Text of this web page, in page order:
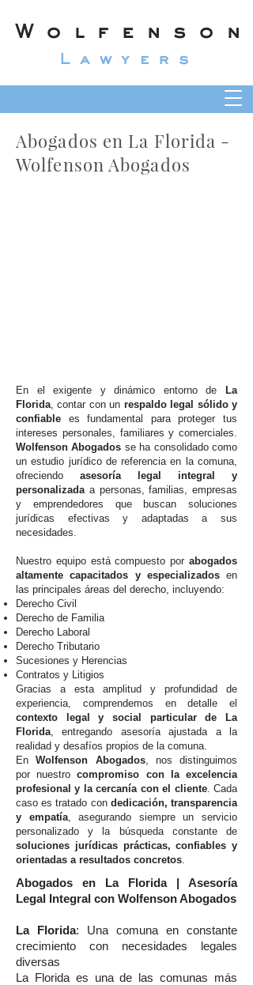
Wolfenson
Lawyers
Abogados en La Florida -
Wolfenson Abogados
En el exigente y dinámico entorno de
La
Florida, contar con un respaldo legal sólido y
confiable es fundamental para proteger tus
intereses personales, familiares y comerciales.
Wolfenson Abogados se ha consolidado como
un estudio jurídico de referencia en la comuna,
ofreciendo asesoría legal integral y
personalizadaa personas, familias, empresas
y emprendedores que buscan soluciones
jurídicas efectivas y adaptadas a sus
necesidades.
Nuestro equipo está compuesto por abogados
altamente capacitados y especializadosen
las principales áreas del derecho, incluyendo:
Derecho Civil
Derecho de Familia
Derecho Laboral
Derecho Tributario
Sucesiones y Herencias
Contratos y Litigios
Gracias a esta amplitud y profundidad de
experiencia, comprendemos en detalle el
contexto legal y social particular de La
Florida, entregando asesoría ajustada a la
realidad y desafíos propios de la comuna.
EnWolfenson Abogados, nos distinguimos
por nuestrocompromiso con la excelencia
profesional y la cercanía con el cliente. Cada
caso es tratado con dedicación, transparencia
y empatía, asegurando siempre un servicio
personalizado y la búsqueda constante de
soluciones jurídicas prácticas, confiables y
orientadas a resultados concretos.
Abogados en La Florida | Asesoría
Legal Integral con Wolfenson Abogados
La Florida: Una comuna en constante
crecimiento con necesidades legales
diversas
La Florida es una de las comunas más